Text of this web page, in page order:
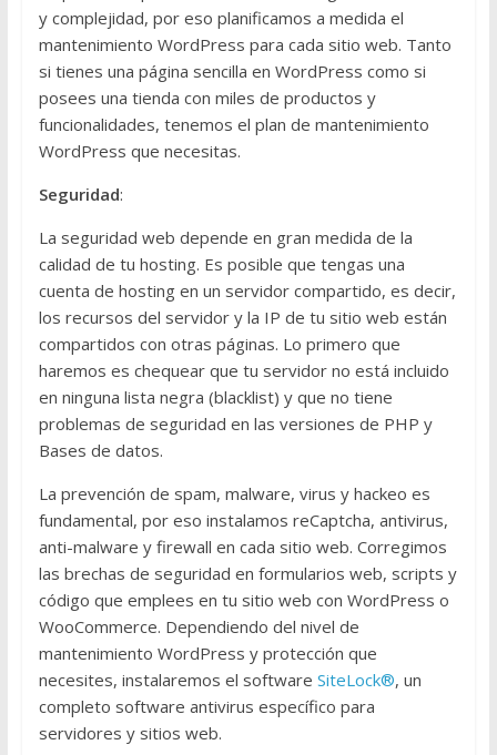
y complejidad, por eso planificamos a medida el
mantenimiento WordPress para cada sitio web. Tanto
si tienes una página sencilla en WordPress como si
posees una tienda con miles de productos y
funcionalidades, tenemos el plan de mantenimiento
WordPress que necesitas.
Seguridad:
La seguridad web depende en gran medida de la
calidad de tu hosting. Es posible que tengas una
cuenta de hosting en un servidor compartido, es decir,
los recursos del servidor y la IP de tu sitio web están
compartidos con otras páginas. Lo primero que
haremos es chequear que tu servidor no está incluido
en ninguna lista negra (blacklist) y que no tiene
problemas de seguridad en las versiones de PHP y
Bases de datos.
La prevención de spam, malware, virus y hackeo es
fundamental, por eso instalamos reCaptcha, antivirus,
anti-malware y firewall en cada sitio web. Corregimos
las brechas de seguridad en formularios web, scripts y
código que emplees en tu sitio web con WordPress o
WooCommerce. Dependiendo del nivel de
mantenimiento WordPress y protección que
necesites, instalaremos el software SiteLock®, un
completo software antivirus específico para
servidores y sitios web.